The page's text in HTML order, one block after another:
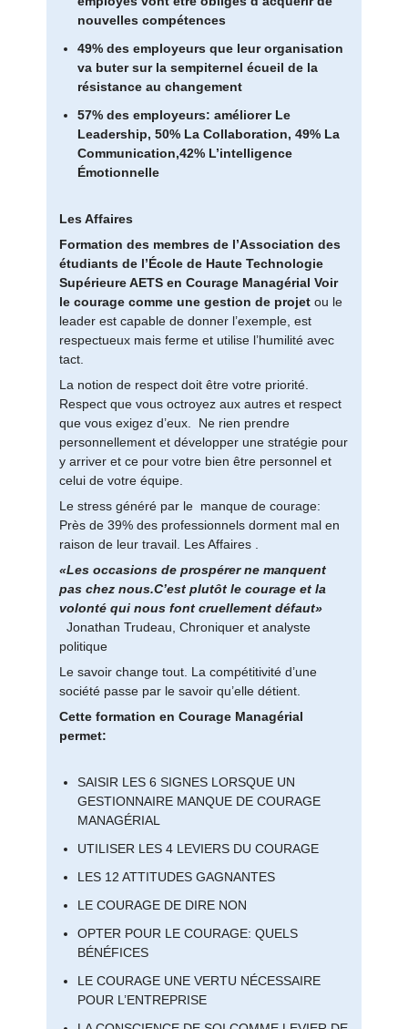
nouvelles compétences
49% des employeurs que leur organisation
va buter sur la sempiternel écueil de la
résistance au changement
57% des employeurs: améliorer Le
Leadership, 50% La Collaboration, 49% La
Communication,42% L’intelligence
Émotionnelle
Les Affaires
Formation des membres de l’Association des
étudiants de l’École de Haute Technologie
Supérieure AETS en Courage ManagérialVoir
le courage comme une gestion de projet ou le
leader est capable de donner l’exemple, est
respectueux mais ferme et utilise l’humilité avec
tact.
La notion de respect doit être votre priorité.
Respect que vous octroyez aux autres et respect
que vous exigez d’eux. Ne rien prendre
personnellement et développer une stratégie pour
y arriver et ce pour votre bien être personnel et
celui de votre équipe.
Le stress généré par le manque de courage:
Près de 39% des professionnels dorment mal en
raison de leur travail. Les Affaires .
«Les occasions de prospérer ne manquent
pas chez nous.C’est plutôt le courage et la
volonté qui nous font cruellement défaut»
Jonathan Trudeau, Chroniquer et analyste
politique
Le savoir change tout. La compétitivité d’une
société passe par le savoir qu’elle détient.
Cette formation en Courage Managérial
permet:
SAISIR LES 6 SIGNES LORSQUE UN
GESTIONNAIRE MANQUE DE COURAGE
MANAGÉRIAL
UTILISER LES 4 LEVIERS DU COURAGE
LES 12 ATTITUDES GAGNANTES
LE COURAGE DE DIRE NON
OPTER POUR LE COURAGE: QUELS
BÉNÉFICES
LE COURAGE UNE VERTU NÉCESSAIRE
POUR L’ENTREPRISE